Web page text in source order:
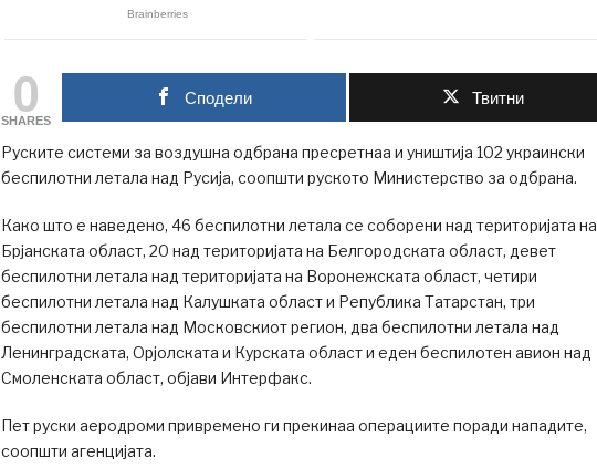
0
SHARES
Сподели Твитни
Руските системи за воздушна одбрана пресретнаа и уништија 102 украински
беспилотни летала над Русија, соопшти руското Министерство за одбрана.
Како што е наведено, 46 беспилотни летала се соборени над територијата на
Брјанската област, 20 над територијата на Белгородската област, девет
беспилотни летала над територијата на Воронежската област, четири
беспилотни летала над Калушката област и Република Татарстан, три
беспилотни летала над Московскиот регион, два беспилотни летала над
Ленинградската, Орјолската и Курската област и еден беспилотен авион над
Смоленската област, објави Интерфакс.
Пет руски аеродроми привремено ги прекинаа операциите поради нападите,
соопшти агенцијата.